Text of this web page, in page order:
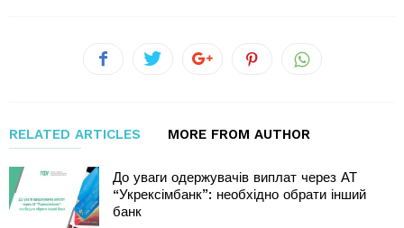
RELATED ARTICLES MORE FROM AUTHOR
До уваги одержувачів виплат через АТ
“Укрексімбанк”: необхідно обрати інший
банк